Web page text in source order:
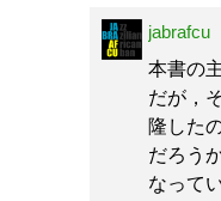
jabrafcu
本書の
だが，
隆した
だろう
なって